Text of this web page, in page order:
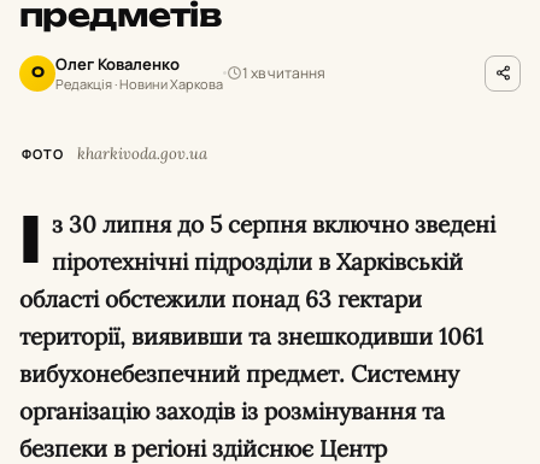
предметів
О Олег Коваленко
Редакція · Новини Харкова
1 хв читання
ФОТО kharkivoda.gov.ua
І з 30 липня до 5 серпня включно зведені
піротехнічні підрозділи в Харківській
області обстежили понад 63 гектари
території, виявивши та знешкодивши 1061
вибухонебезпечний предмет. Системну
організацію заходів із розмінування та
безпеки в регіоні здійснює Центр